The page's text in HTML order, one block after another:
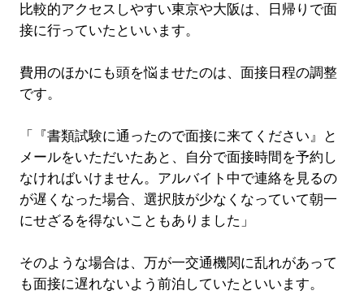
比較的アクセスしやすい東京や大阪は、日帰りで面
接に行っていたといいます。
費用のほかにも頭を悩ませたのは、面接日程の調整
です。
「『書類試験に通ったので面接に来てください』と
メールをいただいたあと、自分で面接時間を予約し
なければいけません。アルバイト中で連絡を見るの
が遅くなった場合、選択肢が少なくなっていて朝一
にせざるを得ないこともありました」
そのような場合は、万が一交通機関に乱れがあって
も面接に遅れないよう前泊していたといいます。